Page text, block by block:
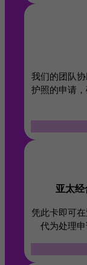
我们的团队
护照的申请
亚太经
凭此卡即可
代为处理